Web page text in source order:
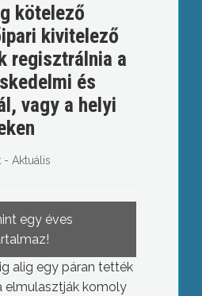
kötelező
kivitelező
regisztrálnia a
és
vagy a helyi
- Aktuális
egy éves
alig egy páran tették
elmulasztják komoly